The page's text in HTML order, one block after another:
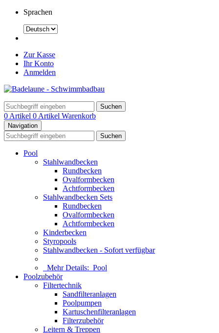
Sprachen
Zur Kasse
Ihr Konto
Anmelden
Suchen
0 Artikel 0 Artikel Warenkorb
Navigation
Suchen
Pool
Stahlwandbecken
Rundbecken
Ovalformbecken
Achtformbecken
Stahlwandbecken Sets
Rundbecken
Ovalformbecken
Achtformbecken
Kinderbecken
Styropools
Stahlwandbecken - Sofort verfügbar
Mehr Details: Pool
Poolzubehör
Filtertechnik
Sandfilteranlagen
Poolpumpen
Kartuschenfilteranlagen
Filterzubehör
Leitern & Treppen